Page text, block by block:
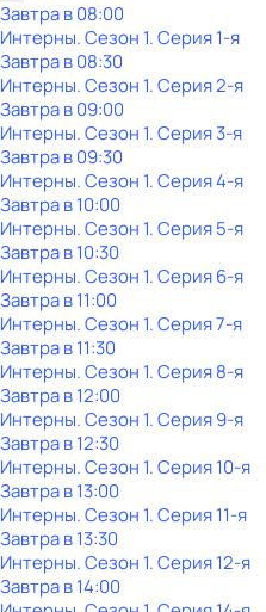
Завтра в 08:00
Интерны. Сезон 1. Серия 1-я
Завтра в 08:30
Интерны. Сезон 1. Серия 2-я
Завтра в 09:00
Интерны. Сезон 1. Серия 3-я
Завтра в 09:30
Интерны. Сезон 1. Серия 4-я
Завтра в 10:00
Интерны. Сезон 1. Серия 5-я
Завтра в 10:30
Интерны. Сезон 1. Серия 6-я
Завтра в 11:00
Интерны. Сезон 1. Серия 7-я
Завтра в 11:30
Интерны. Сезон 1. Серия 8-я
Завтра в 12:00
Интерны. Сезон 1. Серия 9-я
Завтра в 12:30
Интерны. Сезон 1. Серия 10-я
Завтра в 13:00
Интерны. Сезон 1. Серия 11-я
Завтра в 13:30
Интерны. Сезон 1. Серия 12-я
Завтра в 14:00